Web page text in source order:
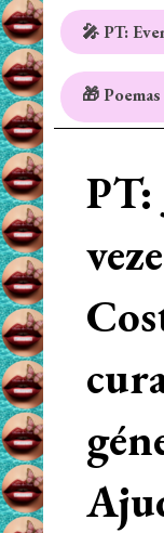
🎤 PT:
🎁
PT: